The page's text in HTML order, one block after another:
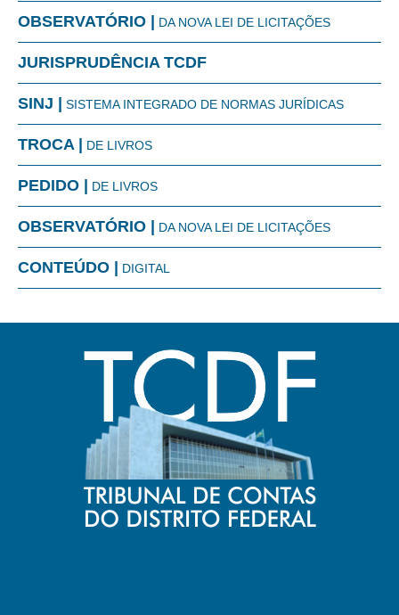
OBSERVATÓRIO | DA NOVA LEI DE LICITAÇÕES
JURISPRUDÊNCIA TCDF
SINJ | SISTEMA INTEGRADO DE NORMAS JURÍDICAS
TROCA | DE LIVROS
PEDIDO | DE LIVROS
OBSERVATÓRIO | DA NOVA LEI DE LICITAÇÕES
CONTEÚDO | DIGITAL